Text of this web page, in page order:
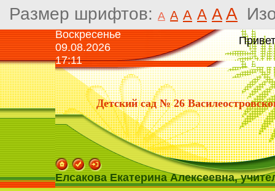
Размер шрифтов: A A A A A A
Воскресенье
09.08.2026
17:11
Детский сад № 26
Елсакова Екатерина Алексеевна,